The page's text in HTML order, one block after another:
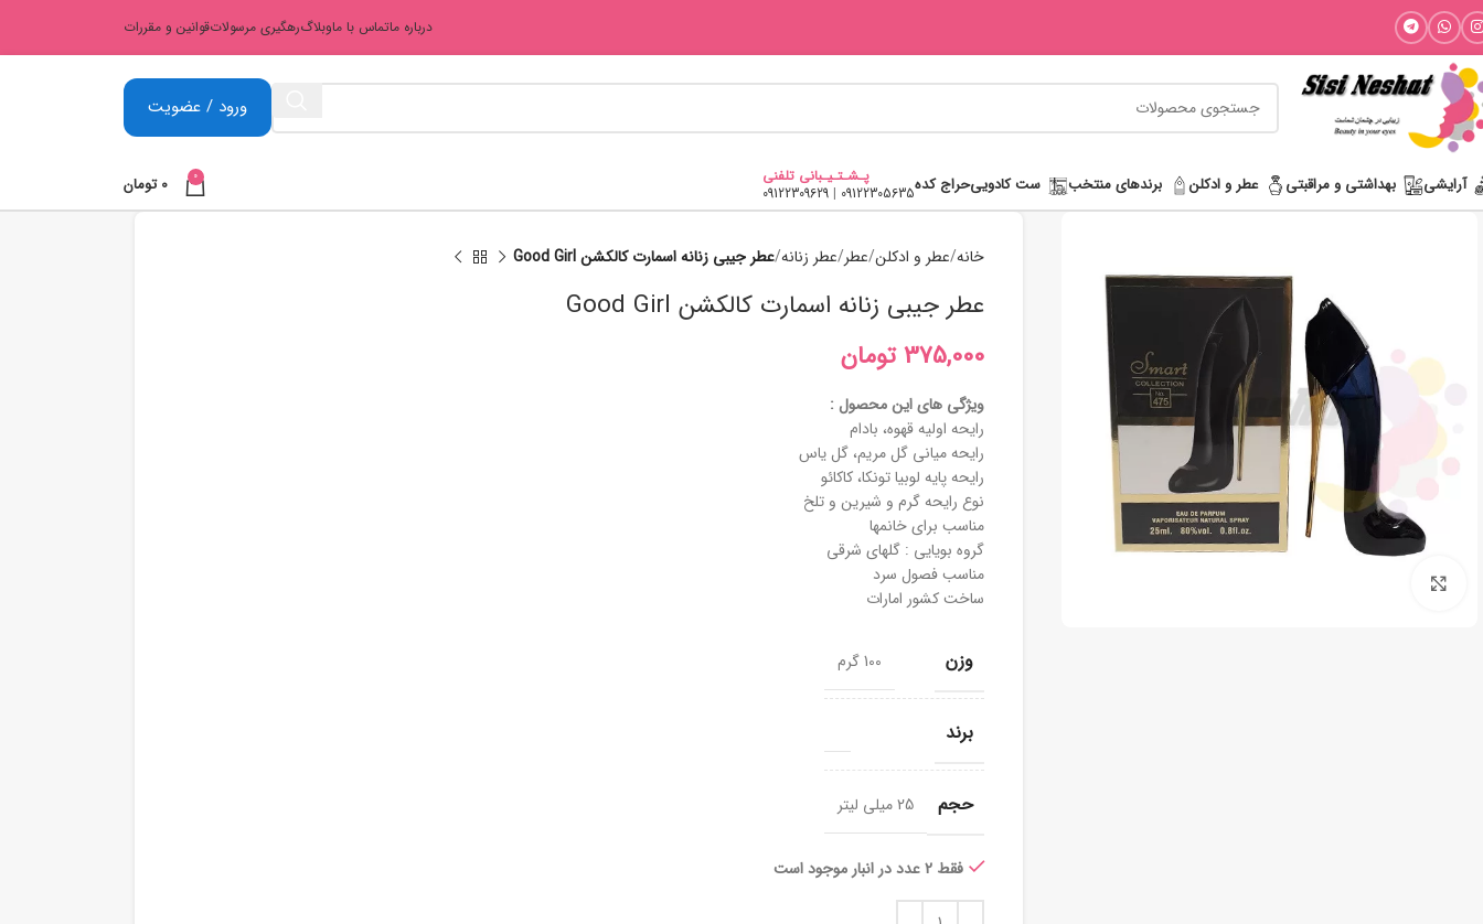
درباره ماتماس با ماوبلاگرهگیری مرسولاتقوانین و مقررات
ورود / عضویت
آرایشی بھداشتی و مراقبتی عطر و ادکلن برندهای منتخب ست کادوییحراج کده
پـشـتـیـبانی تلفنی
09122305635
|
09122309629
0
0 تومان
خانه عطر و ادکلن عطر عطر زنانه عطر جیبی زنانه اسمارت کالکشن Good Girl
عطر جیبی زنانه اسمارت کالکشن Good Girl
تومان
ویژگی های این محصول :
رایحه اولیه قهوه، بادام
رایحه میانی گل مریم، گل یاس
رایحه پایه لوبیا تونکا، کاکائو
نوع رایحه گرم و شیرین و تلخ
مناسب برای خانمها
گروه بویایی : گلهای شرقی
مناسب فصول سرد
ساخت کشور امارات
وزن 100 گرم
برند
حجم 25 میلی لیتر
فقط 2 عدد در انبار موجود است